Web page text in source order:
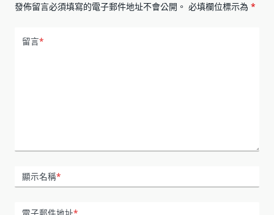
發佈留言必須填寫的電子郵件地址不會公開。 必填欄位標示為 *
留言*
顯示名稱*